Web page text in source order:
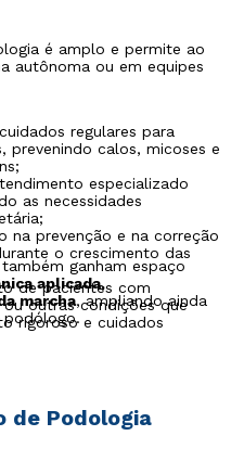
é amplo e permite ao
autônoma ou em equipes
regulares para
prevenindo calos, micoses e
especializado
as necessidades
na prevenção e na correção
o crescimento das
de pacientes com
outras condições que
rigoroso e cuidados
em clínicas e spas
aparência e na saúde dos
ganham espaço
aplicada,
marcha, ampliando ainda
de Podologia